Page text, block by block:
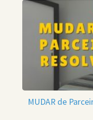
MUDAR de